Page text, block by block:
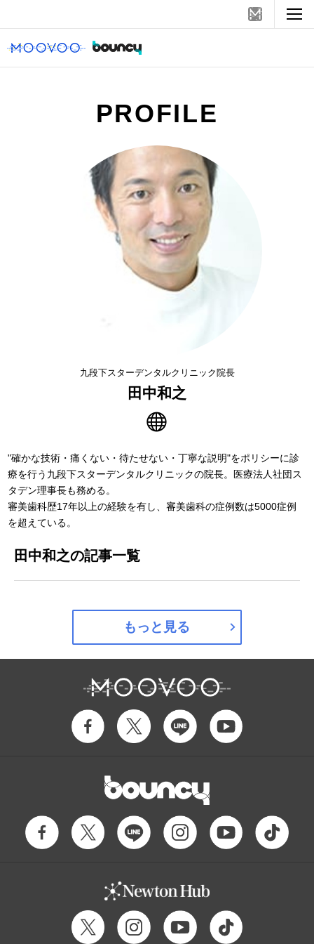
PROFILE
九段下スターデンタルクリニック院長
田中和之
"確かな技術・痛くない・待たせない・丁寧な説明"をポリシーに診
療を行う九段下スターデンタルクリニックの院長。医療法人社団ス
タデン理事長も務める。
審美歯科歴17年以上の経験を有し、審美歯科の症例数は5000症例
を超えている。
田中和之の記事一覧
もっと見る